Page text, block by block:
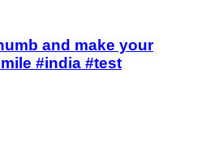
and make your
#india #test